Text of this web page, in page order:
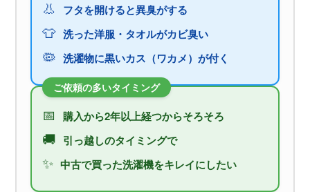
👃 フタを開けると異臭がする
👕 洗った洋服・タオルがカビ臭い
🦠 洗濯物に黒いカス（ワカメ）が付く
ご依頼の多いタイミング
📅 購入から2年以上経つからそろそろ
🚚 引っ越しのタイミングで
✨ 中古で買った洗濯機をキレイにしたい